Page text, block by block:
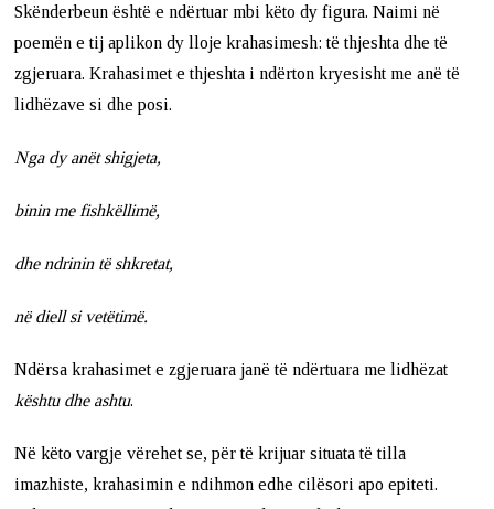
Skënderbeun është e ndërtuar mbi këto dy figura. Naimi në
poemën e tij aplikon dy lloje krahasimesh: të thjeshta dhe të
zgjeruara. Krahasimet e thjeshta i ndërton kryesisht me anë të
lidhëzave si dhe posi.
Nga dy anët shigjeta,
binin me fishkëllimë,
dhe ndrinin të shkretat,
në diell si vetëtimë.
Ndërsa krahasimet e zgjeruara janë të ndërtuara me lidhëzat
kështu dhe ashtu.
Në këto vargje vërehet se, për të krijuar situata të tilla
imazhiste, krahasimin e ndihmon edhe cilësori apo epiteti.